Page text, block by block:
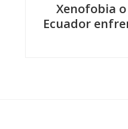
Xenofobia
Ecuador